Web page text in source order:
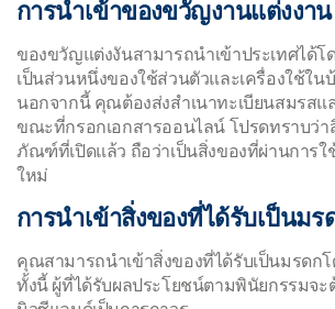
การนำเข้าของขวัญงานแต่งงาน
ของขวัญแต่งงันสามารถนำเข้าประเทศได้
เป็นส่วนหนึ่งของใช้ส่วนตัวและเครื่องใช้ใ
นอกจากนี้ คุณต้องส่งสำเนาทะเบียนสมรสแ
ขณะที่กรอกเอกสารออนไลน์ โปรดทราบว่า
ภัณฑ์ที่เปิดแล้ว ถือว่าเป็นสิ่งของที่ผ่านการใ
ใหม่
การนำเข้าสิ่งของที่ได้รับเป็นมร
คุณสามารถนำเข้าสิ่งของที่ได้รับเป็นมรดกโ
ทั้งนี้ ผู้ที่ได้รับผลประโยชน์ตามพินัยกรรมจะ